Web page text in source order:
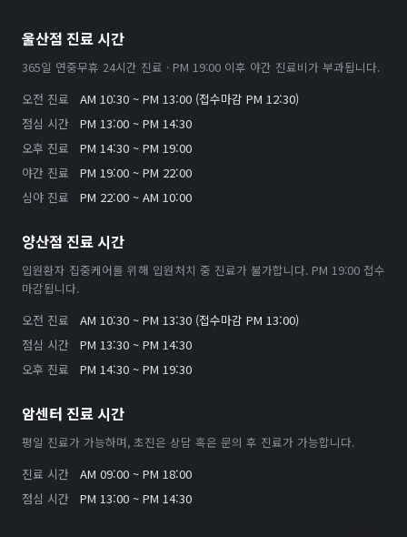
울산점 진료 시간
365일 연중무휴 24시간 진료 · PM 19:00 이후 야간 진료비가 부과됩니다.
오전 진료
AM 10:30 ~ PM 13:00 (접수마감 PM 12:30)
점심 시간
PM 13:00 ~ PM 14:30
오후 진료
PM 14:30 ~ PM 19:00
야간 진료
PM 19:00 ~ PM 22:00
심야 진료
PM 22:00 ~ AM 10:00
양산점 진료 시간
입원환자 집중케어를 위해 입원처치 중 진료가 불가합니다. PM 19:00 접수
마감됩니다.
오전 진료
AM 10:30 ~ PM 13:30 (접수마감 PM 13:00)
점심 시간
PM 13:30 ~ PM 14:30
오후 진료
PM 14:30 ~ PM 19:30
암센터 진료 시간
평일 진료가 가능하며, 초진은 상담 혹은 문의 후 진료가 가능합니다.
진료 시간
AM 09:00 ~ PM 18:00
점심 시간
PM 13:00 ~ PM 14:30